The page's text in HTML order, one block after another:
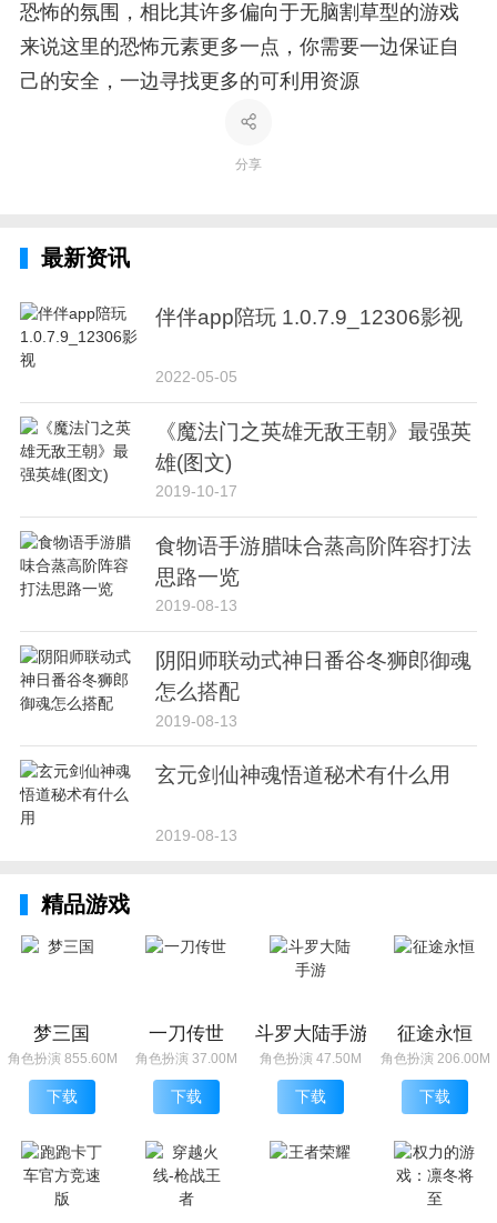
恐怖的氛围，相比其许多偏向于无脑割草型的游戏
来说这里的恐怖元素更多一点，你需要一边保证自
己的安全，一边寻找更多的可利用资源
分享
最新资讯
伴伴app陪玩 1.0.7.9_12306影视
2022-05-05
《魔法门之英雄无敌王朝》最强英
雄(图文)
2019-10-17
食物语手游腊味合蒸高阶阵容打法
思路一览
2019-08-13
阴阳师联动式神日番谷冬狮郎御魂
怎么搭配
2019-08-13
玄元剑仙神魂悟道秘术有什么用
2019-08-13
精品游戏
梦三国
角色扮演 855.60M
下载
一刀传世
角色扮演 37.00M
下载
斗罗大陆手游
角色扮演 47.50M
下载
征途永恒
角色扮演 206.00M
下载